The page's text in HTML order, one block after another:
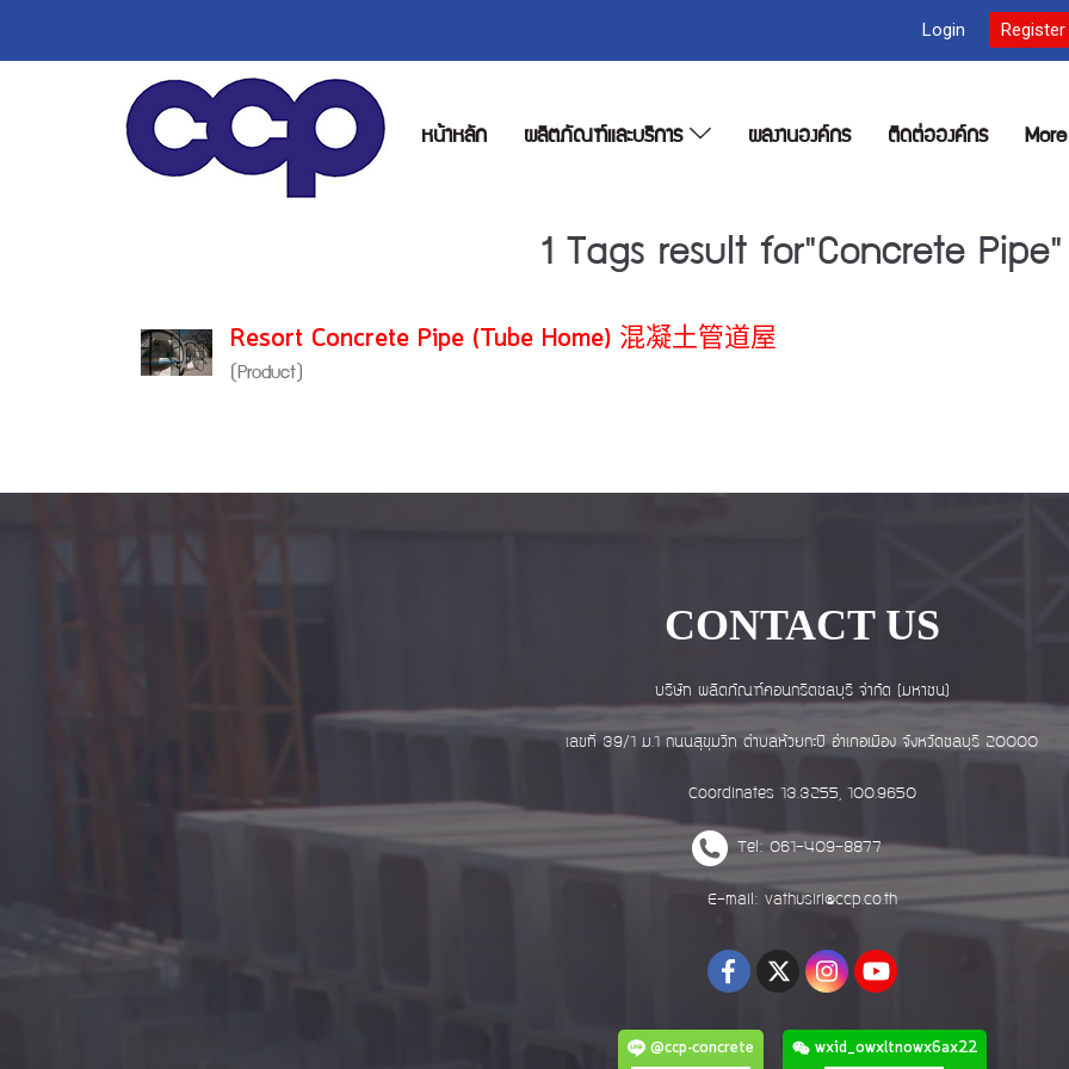
Login Register
หน้าหลัก ผลิตภัณฑ์และบริการ ผลงานองค์กร ติดต่อองค์กร
1 Tags result for"Concrete Pipe"
Resort Concrete Pipe (Tube Home) 混凝土管道屋
(Product)
CONTACT US
บริษัท ผลิตภัณฑ์คอนกรีตชลบุรี จำกัด (มหาชน)
เลขที่ 39/1 ม.1 ถนนสุขุมวิท ตำบลห้วยกะปิ อำเภอเมือง จังหวัดชลบุรี 20000
Coordinates 13.3255, 100.9650
Tel: 061-409-8877
E-mail: vathusiri@ccp.co.th
@ccp-concrete wxid_owxltnowx6ax22